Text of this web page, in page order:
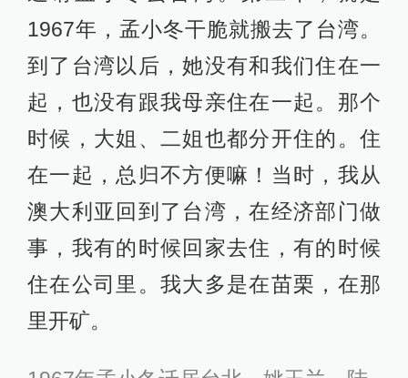
1967年，孟小冬干脆就搬去了台湾。
到了台湾以后，她没有和我们住在一
起，也没有跟我母亲住在一起。那个
时候，大姐、二姐也都分开住的。住
在一起，总归不方便嘛！当时，我从
澳大利亚回到了台湾，在经济部门做
事，我有的时候回家去住，有的时候
住在公司里。我大多是在苗栗，在那
里开矿。